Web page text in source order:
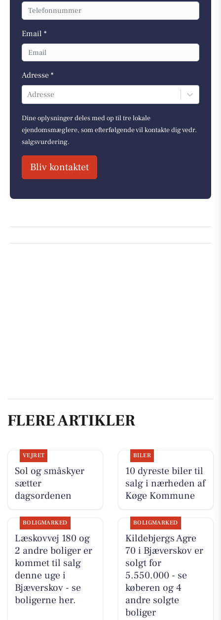
Email *
Adresse *
Adresse
Dine oplysninger deles med op til tre lokale
ejendomsmæglere, som efterfølgende vil kontakte dig vedr.
salgsvurdering.
Bliv kontaktet
FLERE ARTIKLER
VEJRET
Sol og småskyer
sætter
dagsordenen
BILER
10 dyreste biler til
salg i nærheden af
Køge Kommune
BOLIGMARKED
Læskovvej 180 og
2 andre boliger er
kommet til salg
denne uge i
Bjæverskov - se
boligerne her.
BOLIGMARKED
Kildebjergs Agre
70 i Bjæverskov er
solgt for
5.550.000 - se
køberen og 4
andre solgte
boliger